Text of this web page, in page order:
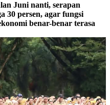
Juni nanti, serapan
30 persen, agar fungsi
benar-benar terasa